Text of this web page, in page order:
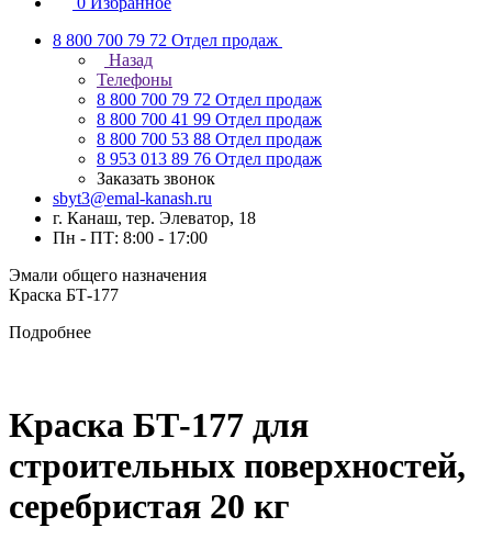
8 800 700 79 72 Отдел продаж
Назад
Телефоны
8 800 700 79 72 Отдел продаж
8 800 700 41 99 Отдел продаж
8 800 700 53 88 Отдел продаж
8 953 013 89 76 Отдел продаж
Заказать звонок
sbyt3@emal-kanash.ru
г. Канаш, тер. Элеватор, 18
Пн - ПТ: 8:00 - 17:00
Эмали общего назначения
Краска БТ-177
Подробнее
Краска БТ-177 для
строительных поверхностей,
серебристая 20 кг